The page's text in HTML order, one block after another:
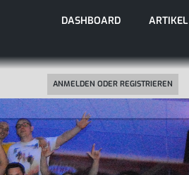
DASHBOARD ARTIKEL
ANMELDEN ODER REGISTRIEREN